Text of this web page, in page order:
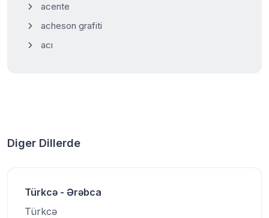
acente
acheson grafiti
acı
Diger Dillerde
Türkcə - Ərəbca
Türkcə